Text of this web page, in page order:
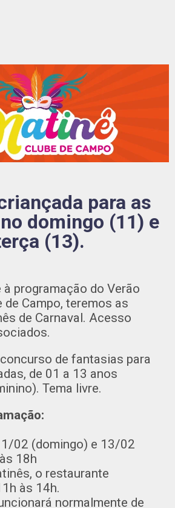
para as
domingo (11) e
(13).
à programação do Verão
de Campo, teremos as
de Carnaval. Acesso
de fantasias para
de 01 a 13 anos
Tema livre.
02 (domingo) e 13/02
18h
o restaurante
às 14h.
normalmente de